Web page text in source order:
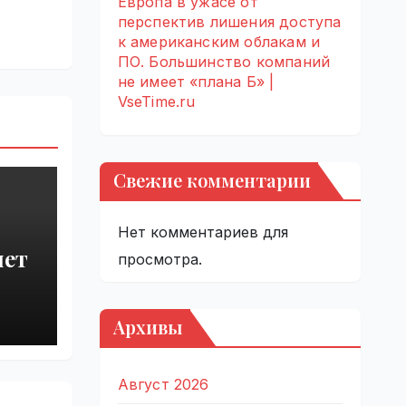
перспектив лишения доступа
к американским облакам и
ПО. Большинство компаний
не имеет «плана Б» |
VseTime.ru
Свежие комментарии
Нет комментариев для
просмотра.
Архивы
Август 2026